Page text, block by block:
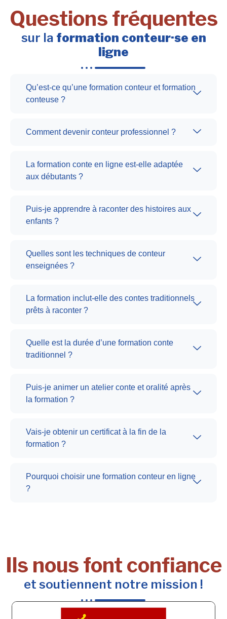
Questions fréquentes
sur la formation conteur·se en
ligne
Qu’est-ce qu’une formation conteur et formation
conteuse ?
Comment devenir conteur professionnel ?
La formation conte en ligne est-elle adaptée
aux débutants ?
Puis-je apprendre à raconter des histoires aux
enfants ?
Quelles sont les techniques de conteur
enseignées ?
La formation inclut-elle des contes traditionnels
prêts à raconter ?
Quelle est la durée d’une formation conte
traditionnel ?
Puis-je animer un atelier conte et oralité après
la formation ?
Vais-je obtenir un certificat à la fin de la
formation ?
Pourquoi choisir une formation conteur en ligne
?
Ils nous font confiance
et soutiennent notre mission !